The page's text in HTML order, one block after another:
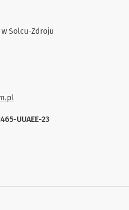
w Solcu-Zdroju
UUAEE-23